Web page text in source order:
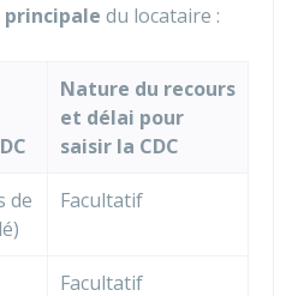
principale du locataire :
Nature du recours
et délai pour
saisir la CDC
de
Facultatif
Facultatif